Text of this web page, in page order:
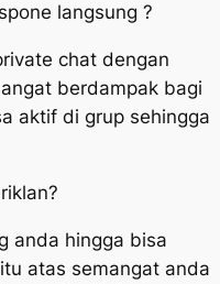
langsung ?
chat dengan
berdampak bagi
aktif di grup sehingga
anda hingga bisa
atas semangat anda